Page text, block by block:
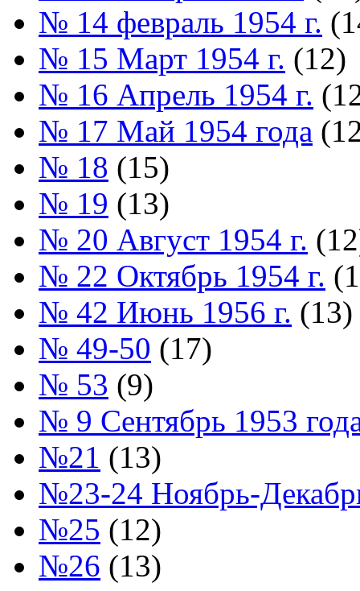
№ 14 февраль 1954 г.
№ 15 Март 1954 г. (12)
№ 16 Апрель 1954 г.
№ 17 Май 1954 года
№ 18 (15)
№ 19 (13)
№ 20 Август 1954 г.
№ 22 Октябрь 1954 г.
№ 42 Июнь 1956 г. (13)
№ 49-50 (17)
№ 53 (9)
№ 9 Сентябрь 1953
№21 (13)
№23-24 Ноябрь-
№25 (12)
№26 (13)